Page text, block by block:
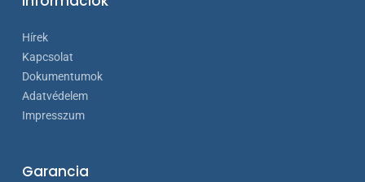
Hírek
Kapcsolat
Dokumentumok
Adatvédelem
Impresszum
Garancia